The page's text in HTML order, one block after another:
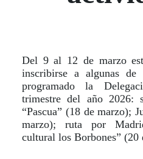
Del 9 al 12 de marzo
inscribirse a algunas de
programado la
trimestre del año 2026:
“Pascua” (18 de marzo);
marzo); ruta por
cultural los Borbones” (20